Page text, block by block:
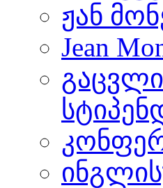
ჟან
Jean